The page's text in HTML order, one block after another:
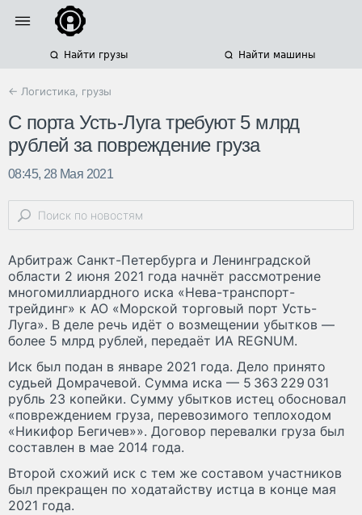
Найти грузы Найти машины
← Логистика, грузы
С порта Усть-Луга требуют 5 млрд
рублей за повреждение груза
08:45, 28 Мая 2021
Арбитраж Санкт-Петербурга и Ленинградской
области 2 июня 2021 года начнёт рассмотрение
многомиллиардного иска «Нева-транспорт-
трейдинг» к АО «Морской торговый порт Усть-
Луга». В деле речь идёт о возмещении убытков —
более 5 млрд рублей, передаёт ИА REGNUM.
Иск был подан в январе 2021 года. Дело принято
судьей Домрачевой. Сумма иска — 5 363 229 031
рубль 23 копейки. Сумму убытков истец обосновал
«повреждением груза, перевозимого теплоходом
«Никифор Бегичев»». Договор перевалки груза был
составлен в мае 2014 года.
Второй схожий иск с тем же составом участников
был прекращен по ходатайству истца в конце мая
2021 года.